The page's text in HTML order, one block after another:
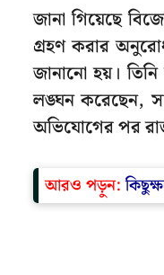
জানা গিয়েছে
গ্রহণ করার
জানানো হয়।
লঙ্ঘন করেছেন,
অভিযোগের পর
আরও পড়ুন: